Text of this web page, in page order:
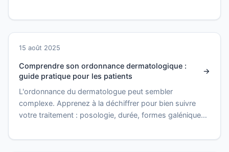
15 août 2025
Comprendre son ordonnance dermatologique :
guide pratique pour les patients
L'ordonnance du dermatologue peut sembler
complexe. Apprenez à la déchiffrer pour bien suivre
votre traitement : posologie, durée, formes galéniques